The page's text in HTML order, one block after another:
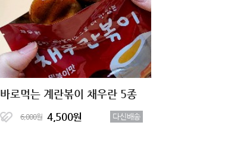
바로먹는 계란볶이 채우란 5종
6,000원 4,500원 다신배송